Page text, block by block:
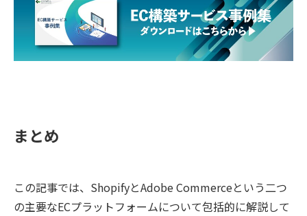
まとめ
この記事では、ShopifyとAdobe Commerceという二つ
の主要なECプラットフォームについて包括的に解説して